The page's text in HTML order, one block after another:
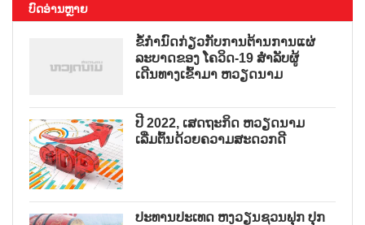
ບົດອ່ານຫຼາຍ
ຂໍ້ກຳນົດກ່ຽວກັບການຕ້ານການແຜ່
ລະບາດຂອງ ໂຄວິດ-19 ສຳລັບຜູ້
ເດີນທາງເຂົ້າມາ ຫວຽດນາມ
ປີ 2022, ເສດຖະກິດ ຫວຽດນາມ
ເລີ່ມຕົ້ນດ້ວຍຄວາມສະດວກດີ
ປະທານປະເທດ ຫງວຽນຊວນຟຸກ ປຸກ